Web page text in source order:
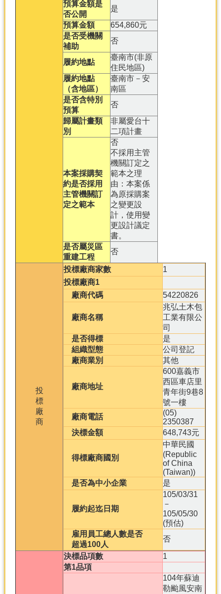
預算金額是
否公開
是
預算金額
654,860元
是否受機關
補助
否
履約地點
臺南市(非原
住民地區)
履約地點
（含地區）
臺南市－安
南區
是否含特別
預算
否
歸屬計畫類
別
非屬愛台十
二項計畫
本案採購契
約是否採用
主管機關訂
定之範本
否
不採用主管
機關訂定之
範本之理
由：本案係
為原採購案
之變更設
計，使用變
更設計議定
書。
是否屬災區
重建工程
否
投
標
廠
商
投標廠商家數
1
投標廠商1
廠商代碼
54220826
廠商名稱
兆弘土木包
工業有限公
司
是否得標
是
組織型態
公司登記
廠商業別
其他
廠商地址
600嘉義市
西區車店里
青年街9巷8
號一樓
廠商電話
(05)
2350387
決標金額
648,743元
得標廠商國別
中華民國
(Republic
of China
(Taiwan))
是否為中小企業
是
履約起迄日期
105/03/31
－
105/05/30
(預估)
雇用員工總人數是否
超過100人
否
決標品項數
1
第1品項
104年蘇迪
勒颱風安南